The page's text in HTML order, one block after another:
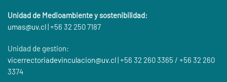
Unidad de Medioambiente y sostenibilidad:
umas@uv.cl| +56 32 250 7187
Unidad de gestion:
vicerrectoriadevinculacion@uv.cl| +56 32 260 3365 / +56 32 260
3374